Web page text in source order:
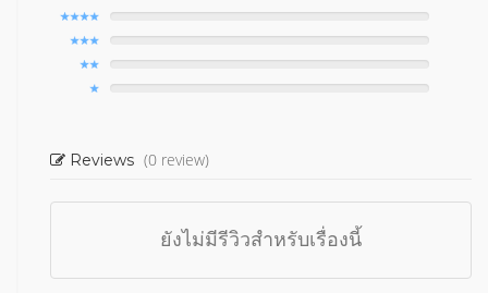
Reviews (0 review)
ยังไม่มีรีวิวสำหรับเรื่องนี้